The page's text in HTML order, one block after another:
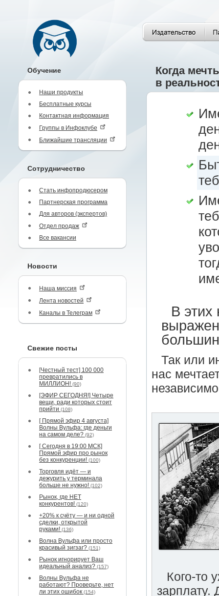
Обучение
Наши продукты
Бесплатные курсы
Контактная информация
Группы в Инфоклубе
Ближайшие трансляции
Сотрудничество
Стать инфопродюсером
Партнерская программа
Для авторов (экспертов)
Отдел продаж
Все вакансии
Новости
Наша миссия
Лента новостей
Каналы в Телеграм
Свежие посты
[Честный тест] 100 000
превратились в
МИЛЛИОН! (90)
[ЭФИР СЕГОДНЯ!] Четыре
вещи, ради которых стоит
прийти (108)
[ Прямой эфир 4 августа]
Волны Вульфа: где деньги
на самом деле? (92)
[ Сегодня в 19:00 МСК]
Прямой эфир про рынок
без конкуренции! (100)
Торговля идёт — и
дежурить у терминала
больше не нужно! (102)
Рынок, где НЕТ
конкурентов! (120)
+20% к счёту — и ни одной
сделки, открытой
руками! (136)
Волна Вульфа или просто
красивый зигзаг? (151)
Рынок игнорирует Ваш
идеальный анализ? (157)
Волны Вульфа не
работают? Проверьте, нет
ли этих ошибок (154)
Когда
в
В этих
Так или
нас
Кого-то
зарплату.